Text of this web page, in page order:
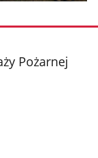
Pożarnej